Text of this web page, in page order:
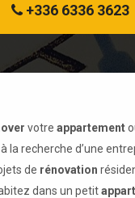
+336 6336 3623
votre appartement
la recherche d’une
de rénovation
dans un petit